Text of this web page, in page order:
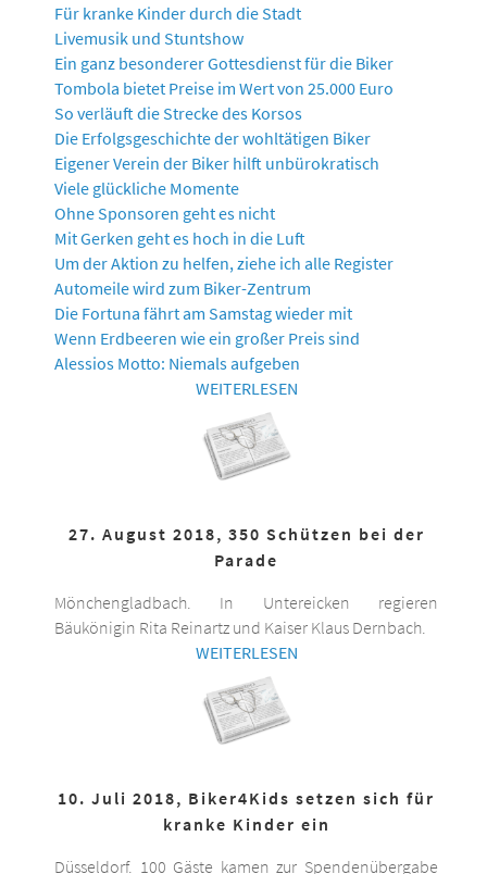
Für kranke Kinder durch die Stadt
Livemusik und Stuntshow
Ein ganz besonderer Gottesdienst für die Biker
Tombola bietet Preise im Wert von 25.000 Euro
So verläuft die Strecke des Korsos
Die Erfolgsgeschichte der wohltätigen Biker
Eigener Verein der Biker hilft unbürokratisch
Viele glückliche Momente
Ohne Sponsoren geht es nicht
Mit Gerken geht es hoch in die Luft
Um der Aktion zu helfen, ziehe ich alle Register
Automeile wird zum Biker-Zentrum
Die Fortuna fährt am Samstag wieder mit
Wenn Erdbeeren wie ein großer Preis sind
Alessios Motto: Niemals aufgeben
WEITERLESEN
27. August 2018, 350 Schützen bei der
Parade
Mönchengladbach. In Untereicken regieren
Bäukönigin Rita Reinartz und Kaiser Klaus Dernbach.
WEITERLESEN
10. Juli 2018, Biker4Kids setzen sich für
kranke Kinder ein
Düsseldorf. 100 Gäste kamen zur Spendenübergabe